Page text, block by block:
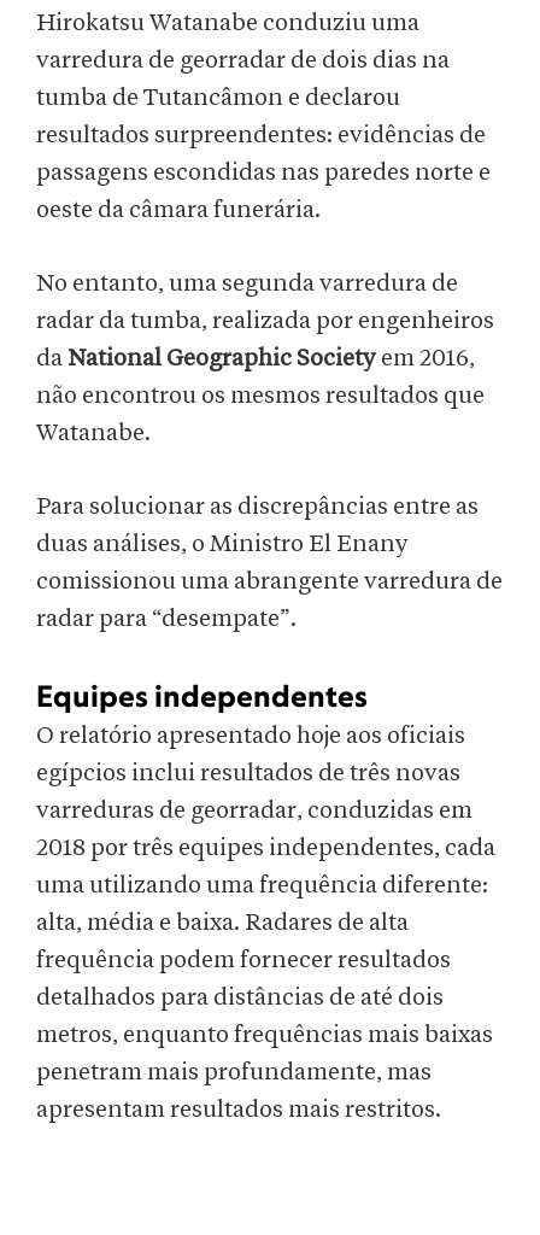
Hirokatsu Watanabe conduziu uma
varredura de georradar de dois dias na
tumba de Tutancâmon e declarou
resultados surpreendentes: evidências de
passagens escondidas nas paredes norte e
oeste da câmara funerária.
No entanto, uma segunda varredura de
radar da tumba, realizada por engenheiros
da National Geographic Societyem 2016,
não encontrou os mesmos resultados que
Watanabe.
Para solucionar as discrepâncias entre as
duas análises, o Ministro El Enany
comissionou uma abrangente varredura de
radar para “desempate”.
Equipes independentes
O relatório apresentado hoje aos oficiais
egípcios inclui resultados de três novas
varreduras de georradar, conduzidas em
2018 por três equipes independentes, cada
uma utilizando uma frequência diferente:
alta, média e baixa. Radares de alta
frequência podem fornecer resultados
detalhados para distâncias de até dois
metros, enquanto frequências mais baixas
penetram mais profundamente, mas
apresentam resultados mais restritos.